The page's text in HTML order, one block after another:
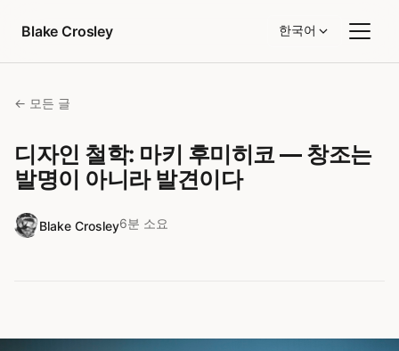
Blake Crosley
한국어
← 모든 글
디자인 철학: 마키 후미히코 — 창조는
발명이 아니라 발견이다
Blake Crosley6분 소요